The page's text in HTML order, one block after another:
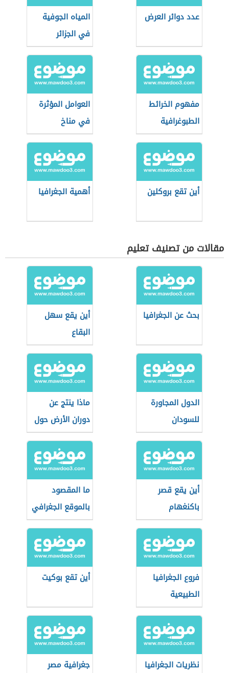
عدد دوائر العرض
المياه الجوفية
في الجزائر
مفهوم الخرائط
الطبوغرافية
العوامل المؤثرة
في مناخ
فلسطين
أين تقع بروكلين أهمية الجغرافيا
مقالات من تصنيف تعليم
بحث عن الجغرافيا
أين يقع سهل
البقاع
الدول المجاورة
للسودان
ماذا ينتج عن
دوران الأرض حول
محورها
أين يقع قصر
باكنغهام
ما المقصود
بالموقع الجغرافي
فروع الجغرافيا
الطبيعية
أين تقع بوكيت
نظريات الجغرافيا
جغرافية مصر